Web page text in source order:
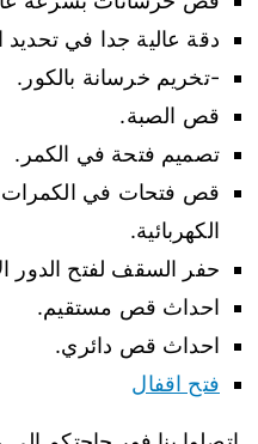
دقة عالية جدا في تحديد
-تخريم خرسانة بالكور.
قص الصبة.
تصميم فتحة في الكمر.
قص فتحات في الكمرات
الكهربائية.
حفر السقف لفتح الدور
احداث قص مستقيم.
احداث قص دائري.
فتح اقفال